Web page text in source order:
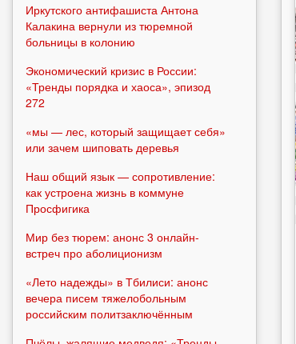
Иркутского антифашиста Антона
Калакина вернули из тюремной
больницы в колонию
Экономический кризис в России:
«Тренды порядка и хаоса», эпизод
272
«мы — лес, который защищает себя»
или зачем шиповать деревья
Наш общий язык — сопротивление:
как устроена жизнь в коммуне
Просфигика
Мир без тюрем: анонс 3 онлайн-
встреч про аболиционизм
«Лето надежды» в Тбилиси: анонс
вечера писем тяжелобольным
российским политзаключённым